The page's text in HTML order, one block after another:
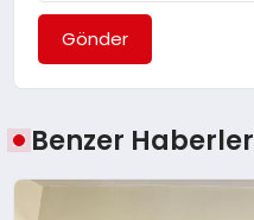
Gönder
Benzer Haberler